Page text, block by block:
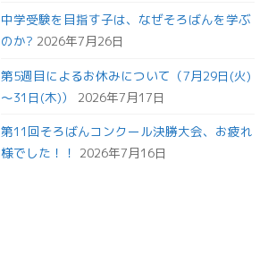
中学受験を目指す子は、なぜそろばんを学ぶ
のか? 2026年7月26日
第5週目によるお休みについて（7月29日(火)
～31日(木)）
2026年7月17日
第11回そろばんコンクール決勝大会、お疲れ
様でした！！ 2026年7月16日